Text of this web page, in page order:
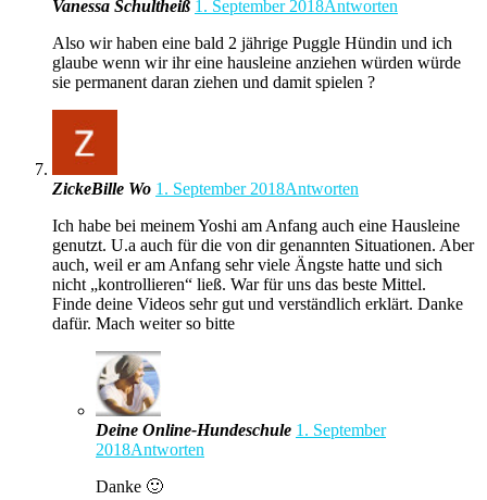
Vanessa Schultheiß 1. September 2018Antworten
Also wir haben eine bald 2 jährige Puggle Hündin und ich
glaube wenn wir ihr eine hausleine anziehen würden würde
sie permanent daran ziehen und damit spielen ?
ZickeBille Wo 1. September 2018Antworten
Ich habe bei meinem Yoshi am Anfang auch eine Hausleine
genutzt. U.a auch für die von dir genannten Situationen. Aber
auch, weil er am Anfang sehr viele Ängste hatte und sich
nicht „kontrollieren“ ließ. War für uns das beste Mittel.
Finde deine Videos sehr gut und verständlich erklärt. Danke
dafür. Mach weiter so bitte
Deine Online-Hundeschule 1. September
2018Antworten
Danke 🙂